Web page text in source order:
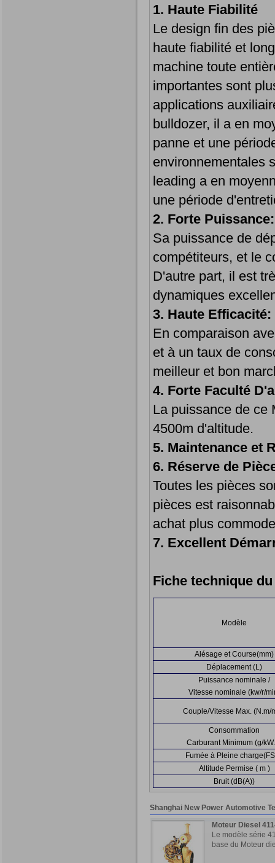
1. Haute Fiabilité
Le design fin des
haute fiabilité et
machine toute
importantes sont
applications
bulldozer, il a en
panne et une
environnementales
leading a en
une période
2. Forte Puissance:
Sa puissance de
compétiteurs, et le
D'autre part, il est
dynamiques
3. Haute Efficacité:
En comparaison
et à un taux de
meilleur et bon
4. Forte Faculté
La puissance de ce
4500m d'altitude.
5. Maintenance et
6. Réserve de
Toutes les pièces
pièces est
achat plus
7. Excellent
Fiche technique
Modèle
Alésage et Course(mm)
Déplacement (L)
Puissance nominale /
Vitesse nominale (kw/r/
Couple/Vitesse Max. (N.m/
Consommation
Carburant Minimum (g/
Fumée à Pleine
Altitude Permise ( m )
Bruit (dB(A))
Shanghai New Power Automotive
Moteur Diesel
Le modèle série
base du Moteur